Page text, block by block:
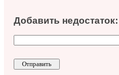
Добавить недостаток: